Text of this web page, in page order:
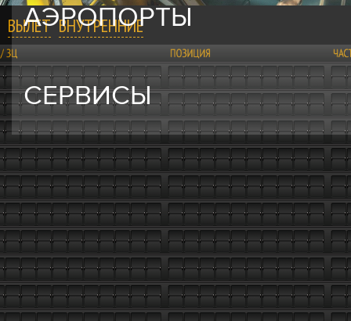
АЭРОПОРТЫ
СЕРВИСЫ
ВЫЛЕТ ВНУТРЕННИЕ